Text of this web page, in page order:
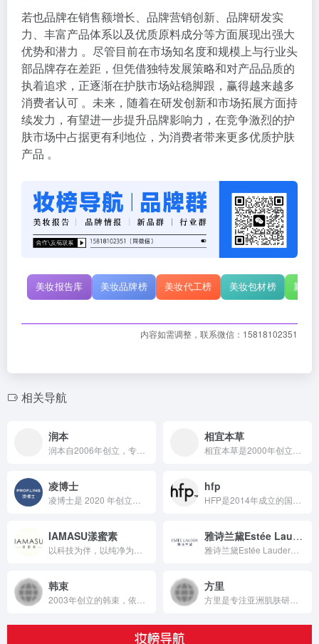
若也品牌在销售额增长、品牌营销创新、品牌研发实
力、丰富产品体系以及优质原料成分等方面展现出强大
优势和潜力 。尽管目前在市场知名度和规模上与行业头
部品牌存在差距，但凭借独特发展策略和对产品品质的
执着追求，正逐渐在护肤市场站稳脚跟，赢得越来越多
消费者认可 。未来，随着在研发创新和市场拓展方面持
续发力，有望进一步提升品牌影响力，在竞争激烈的护
肤市场中占据更有利地位，为消费者带来更多优质护肤
产品 。
美妆报告库 美妆品牌榜 美妆代工榜 美妆包材榜 新原
内容如需调整，联系微信：15818102351
相关导航
润本 相宜本草
凌博士 hfp
IAMASU漾蜜素 雅诗兰黛Estée Lauder
韩束 方里